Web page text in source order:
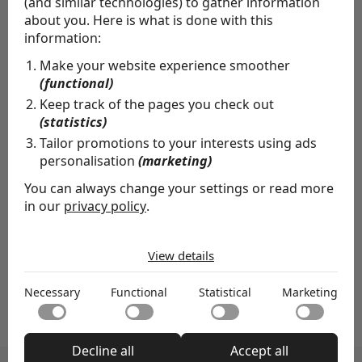
about you. Here is what is done with this
information:
Make your website experience smoother
(functional)
Keep track of the pages you check out
(statistics)
Tailor promotions to your interests using ads
personalisation(marketing)
You can always change your settings or read more
in our privacy policy.
Necessary cookies help make a website usable by
enabling basic functions like page navigation and access
to secure areas of the website. The website cannot
function properly without these cookies.
Functional
Functional cookies enable a website to remember
information that changes the way the website behaves
or looks, like your preferred language or the region that
Statistical
Statistical cookies help website owners to understand
View details
Necessary Functional Statistical Marketing
Decline all Accept all
Aanmelden